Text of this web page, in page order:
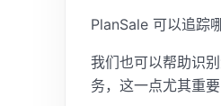
PlanSale 可以追踪
我们也可以帮助识
务，这一点尤其重